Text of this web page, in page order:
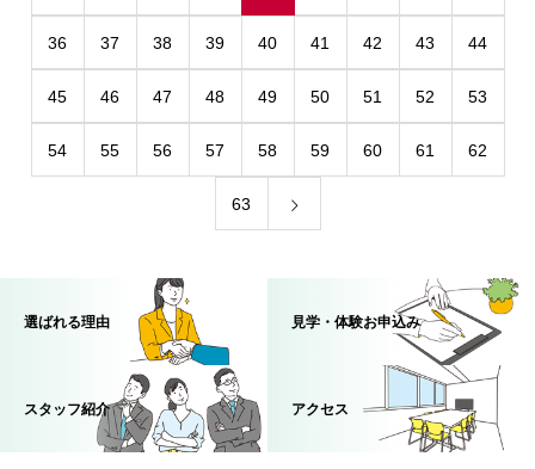
36 37 38 39 40 41 42 43 44
45 46 47 48 49 50 51 52 53
54 55 56 57 58 59 60 61 62
63
選ばれる理由 見学・体験お申込み
スタッフ紹介 アクセス